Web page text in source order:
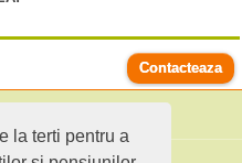
la terti pentru a
Contacteaza